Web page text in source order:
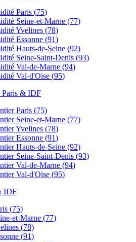
Paris (75)
Seine-et-Marne (77)
Yvelines (78)
Essonne (91)
Hauts-de-Seine (92)
Seine-Saint-Denis (93)
Val-de-Marne (94)
Val-d'Oise (95)
& IDF
Paris (75)
Seine-et-Marne (77)
Yvelines (78)
Essonne (91)
Hauts-de-Seine (92)
Seine-Saint-Denis (93)
Val-de-Marne (94)
Val-d'Oise (95)
IDF
(75)
et-Marne (77)
(78)
(91)